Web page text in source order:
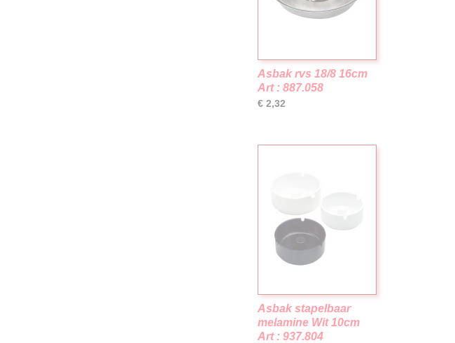
Asbak rvs 18/8 16cm
Art : 887.058
€ 2,32
Asbak stapelbaar
melamine Wit 10cm
Art : 937.804